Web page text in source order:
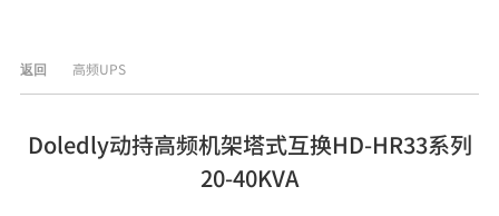
返回 高频UPS
Doledly动持高频机架塔式互换HD-HR33系列
20-40KVA